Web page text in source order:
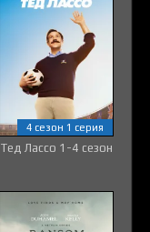
Тед Лассо 1-4 сезон
4 сезон 1 серия